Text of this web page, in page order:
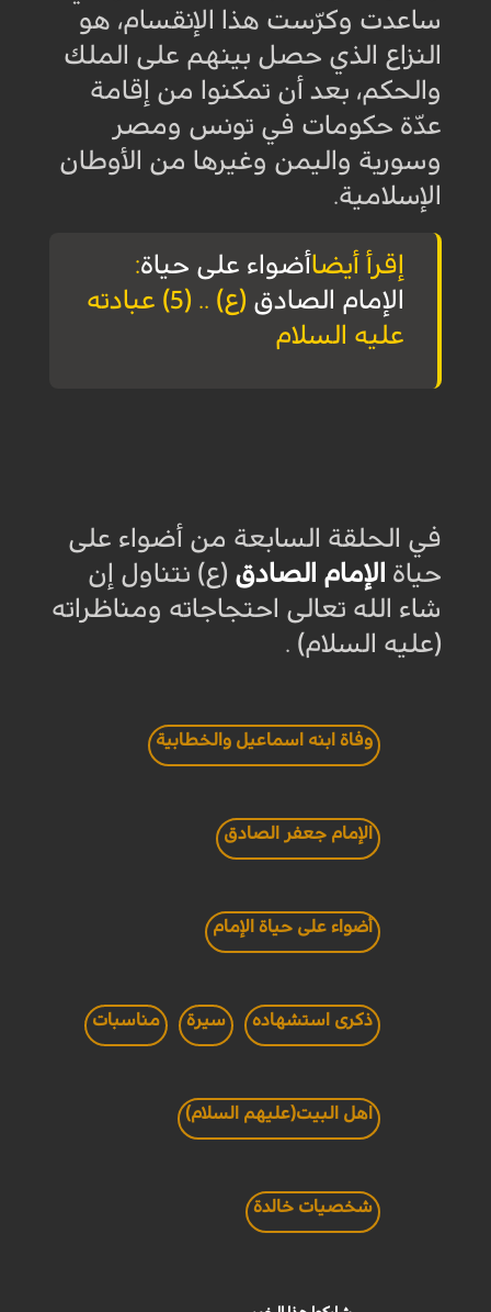
ساعدت وكرّست هذا الإنقسام، هو
النزاع الذي حصل بينهم على الملك
والحكم، بعد أن تمكنوا من إقامة
عدّة حكومات في تونس ومصر
وسورية واليمن وغيرها من الأوطان
الإسلامية.
إقرأ أيضا :أضواء على حياة
الإمام الصادق
(ع) .. (5) عبادته
عليه السلام
في الحلقة السابعة من أضواء على
حياة الإمام الصادق (ع) نتناول إن
شاء الله تعالى احتجاجاته ومناظراته
(عليه السلام) .
وفاة ابنه اسماعيل والخطابية
الإمام جعفر الصادق
أضواء على حياة الإمام
ذكرى استشهاده سيرة مناسبات
اهل البيت(عليهم السلام)
شخصيات خالدة